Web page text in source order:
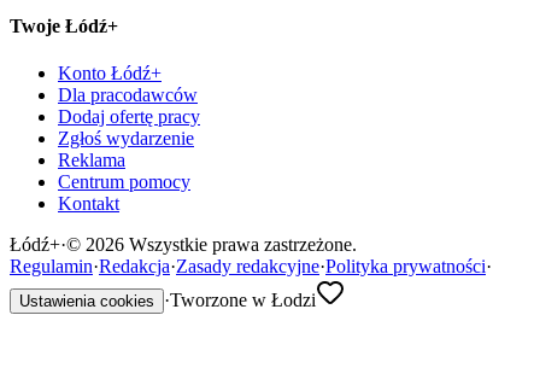
Twoje Łódź+
Konto Łódź+
Dla pracodawców
Dodaj ofertę pracy
Zgłoś wydarzenie
Reklama
Centrum pomocy
Kontakt
Łódź+·© 2026 Wszystkie prawa zastrzeżone.
Regulamin·Redakcja·Zasady redakcyjne·Polityka prywatności·
Ustawienia cookies ·Tworzone w Łodzi